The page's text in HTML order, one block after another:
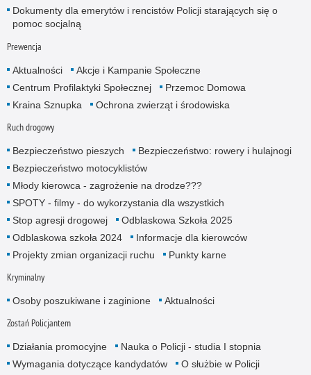
Dokumenty dla emerytów i rencistów Policji starających się o
pomoc socjalną
Prewencja
Aktualności
Akcje i Kampanie Społeczne
Centrum Profilaktyki Społecznej
Przemoc Domowa
Kraina Sznupka
Ochrona zwierząt i środowiska
Ruch drogowy
Bezpieczeństwo pieszych
Bezpieczeństwo: rowery i hulajnogi
Bezpieczeństwo motocyklistów
Młody kierowca - zagrożenie na drodze???
SPOTY - filmy - do wykorzystania dla wszystkich
Stop agresji drogowej
Odblaskowa Szkoła 2025
Odblaskowa szkoła 2024
Informacje dla kierowców
Projekty zmian organizacji ruchu
Punkty karne
Kryminalny
Osoby poszukiwane i zaginione Aktualności
Zostań Policjantem
Działania promocyjne
Nauka o Policji - studia I stopnia
Wymagania dotyczące kandydatów
O służbie w Policji